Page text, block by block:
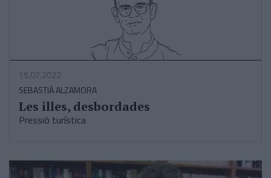
15.07.2022
SEBASTIÀ ALZAMORA
Les illes, desbordades
Pressió turística